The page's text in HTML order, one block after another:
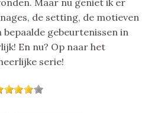
de setting, de motieven
gebeurtenissen in
En nu? Op naar het
serie!